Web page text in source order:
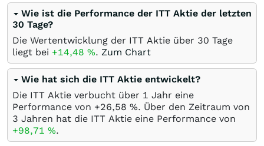
Wie ist die Performance der ITT Aktie der letzten
30 Tage?
Die Wertentwicklung der ITT Aktie über 30 Tage
liegt bei +14,48 %. Zum Chart
Wie hat sich die ITT Aktie entwickelt?
Die ITT Aktie verbucht über 1 Jahr eine
Performance von +26,58 %. Über den Zeitraum von
3 Jahren hat die ITT Aktie eine Performance von
+98,71 %.